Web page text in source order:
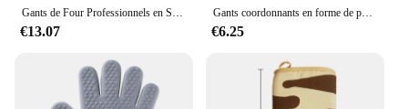
Gants de Four Professionnels en Silicone Extra Longs avec Doublure Matelassurera, Outils de Cuisson Durables avec Degré de Chaleur
€13.07
Gants coordonnants en forme de pattes de chat pour four, mitaines mignonnes pour micro-ondes, avec isolation thermique, non ald, 1 pièce
€6.25